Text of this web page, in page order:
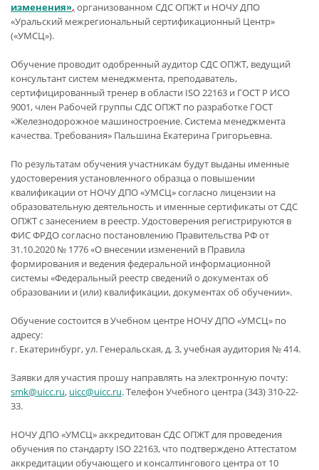
изменения», организованном СДС ОПЖТ и НОЧУ ДПО
«Уральский межрегиональный сертификационный Центр»
(«УМСЦ»).
Обучение проводит одобренный аудитор СДС ОПЖТ, ведущий
консультант систем менеджмента, преподаватель,
сертифицированный тренер в области ISO 22163 и ГОСТ Р ИСО
9001, член Рабочей группы СДС ОПЖТ по разработке ГОСТ
«Железнодорожное машиностроение. Система менеджмента
качества. Требования» Пальшина Екатерина Григорьевна.
По результатам обучения участникам будут выданы именные
удостоверения установленного образца о повышении
квалификации от НОЧУ ДПО «УМСЦ» согласно лицензии на
образовательную деятельность и именные сертификаты от СДС
ОПЖТ с занесением в реестр. Удостоверения регистрируются в
ФИС ФРДО согласно постановлению Правительства РФ от
31.10.2020 № 1776 «О внесении изменений в Правила
формирования и ведения федеральной информационной
системы «Федеральный реестр сведений о документах об
образовании и (или) квалификации, документах об обучении».
Обучение состоится в Учебном центре НОЧУ ДПО «УМСЦ» по
адресу:
г. Екатеринбург, ул. Генеральская, д. 3, учебная аудитория № 414.
Заявки для участия прошу направлять на электронную почту:
smk@uicc.ru, uicc@uicc.ru. Телефон Учебного центра (343) 310-22-
33.
НОЧУ ДПО «УМСЦ» аккредитован СДС ОПЖТ для проведения
обучения по стандарту ISO 22163, что подтверждено Аттестатом
аккредитации обучающего и консалтингового центра от 10